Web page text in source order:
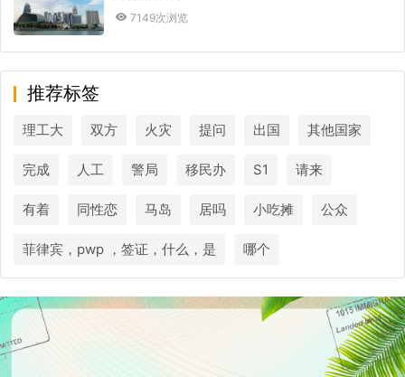
7149次浏览
推荐标签
理工大 双方 火灾 提问 出国 其他国家
完成 人工 警局 移民办 S1 请来
有着 同性恋 马岛 居吗 小吃摊 公众
菲律宾，pwp ，签证，什么，是 哪个